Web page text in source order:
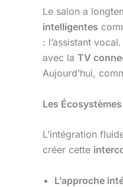
Le salon a
intelligentes
: l’assistant
avec la TV
Aujourd’hui,
Les
L’intégration
créer cette
L’approche